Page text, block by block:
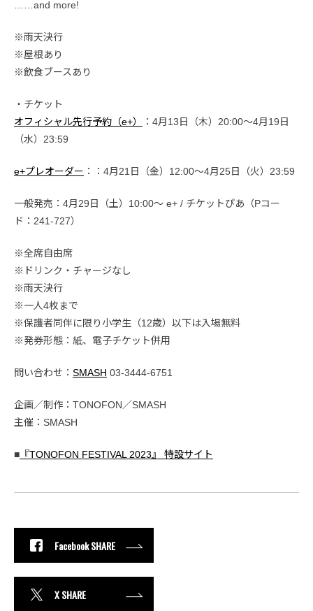
……and more!
※雨天決行
※屋根あり
※飲食ブースあり
・チケット
オフィシャル先行予約（e+）
：4月13日（木）20:00〜4月19日
（水）23:59
e+プレオーダー ：：4月21日（金）12:00〜4月25日（火）23:59
一般発売：4月29日（土）10:00〜 e+ / チケットぴあ（Pコー
ド：241-727）
※全席自由席
※ドリンク・チャージなし
※雨天決行
※一人4枚まで
※保護者同伴に限り小学生（12歳）以下は入場無料
※発券形態：紙、電子チケット併用
問い合わせ： SMASH 03-3444-6751
企画／制作：TONOFON／SMASH
主催：SMASH
■ 『TONOFON FESTIVAL 2023』 特設サイト
Facebook SHARE
X SHARE